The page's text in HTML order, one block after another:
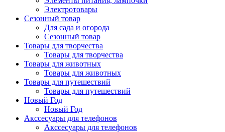
Электротовары
Сезонный товар
Для сада и огорода
Сезонный товар
Товары для творчества
Товары для творчества
Товары для животных
Товары для животных
Товары для путешествий
Товары для путешествий
Новый Год
Новый Год
Акссесуары для телефонов
Акссесуары для телефонов